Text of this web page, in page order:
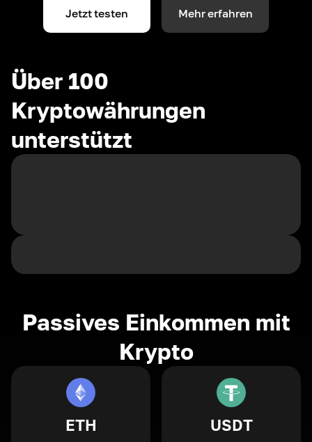
Jetzt testen Mehr erfahren
Über 100
Kryptowährungen
unterstützt
Passives Einkommen mit
Krypto
ETH USDT